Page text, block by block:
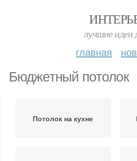
лучшие идеи
главная
Бюджетный потолок
Потолок на кухне